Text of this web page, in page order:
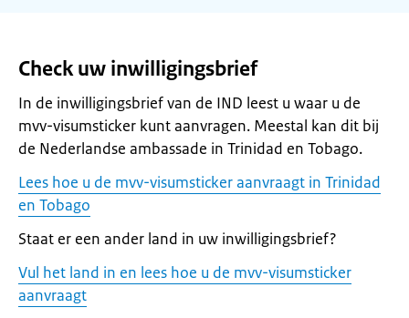
Check uw inwilligingsbrief
In de inwilligingsbrief van de IND leest u waar u de
mvv-visumsticker kunt aanvragen. Meestal kan dit bij
de Nederlandse ambassade in Trinidad en Tobago.
Lees hoe u de mvv-visumsticker aanvraagt in Trinidad
en Tobago
Staat er een ander land in uw inwilligingsbrief?
Vul het land in en lees hoe u de mvv-visumsticker
aanvraagt